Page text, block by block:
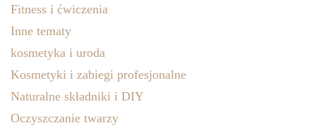
Fitness i ćwiczenia
Inne tematy
kosmetyka i uroda
Kosmetyki i zabiegi profesjonalne
Naturalne składniki i DIY
Oczyszczanie twarzy